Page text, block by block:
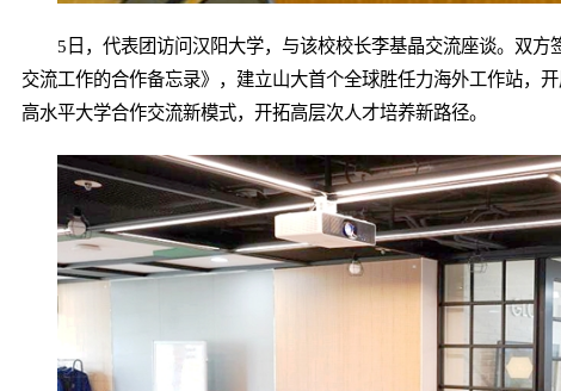
5日，代表团访问汉阳大学，与该校校长李基晶交流座谈。双
交流工作的合作备忘录》，建立山大首个全球胜任力海外工作站，
高水平大学合作交流新模式，开拓高层次人才培养新路径。